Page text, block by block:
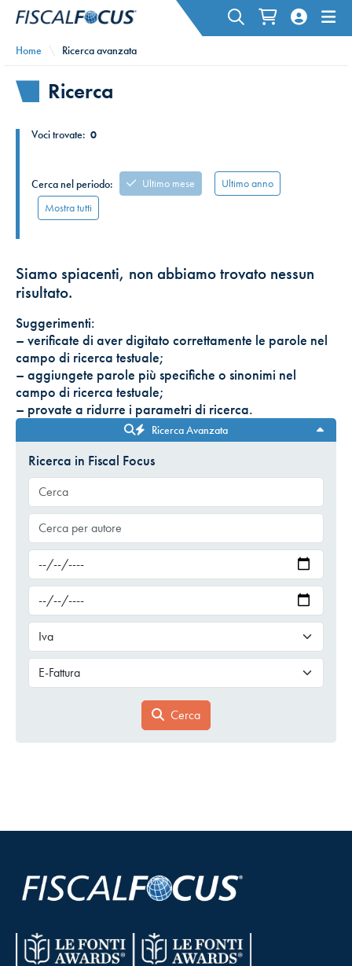
Home Ricerca avanzata
Ricerca
Voci trovate: 0
Cerca nel periodo: Ultimo mese
Ultimo anno
Mostra tutti
Siamo spiacenti, non abbiamo trovato nessun
risultato.
Suggerimenti:
– verificate di aver digitato correttamente le parole nel
campo di ricerca testuale;
– aggiungete parole più specifiche o sinonimi nel
campo di ricerca testuale;
– provate a ridurre i parametri di ricerca.
Ricerca Avanzata
Ricerca in Fiscal Focus
Cerca